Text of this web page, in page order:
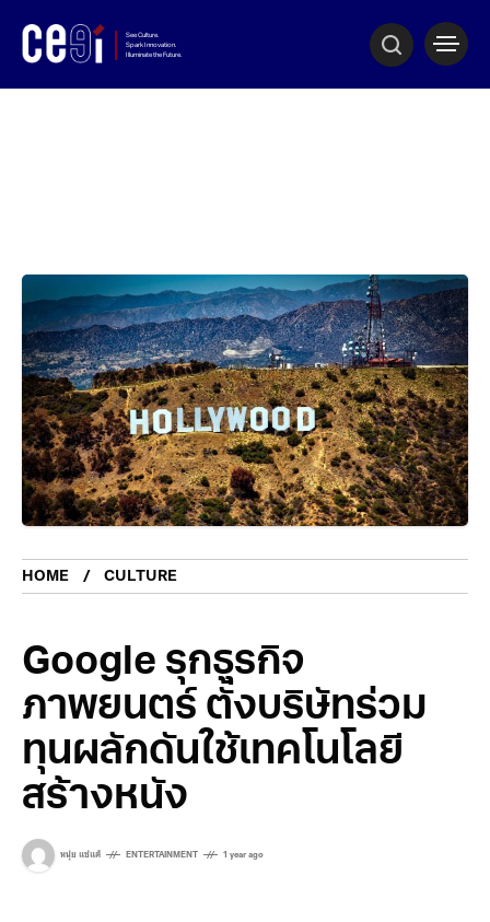
HOME CULTURE
Google รุกธุรกิจ
ภาพยนตร์ ตั้งบริษัทร่วม
ทุนผลักดันใช้เทคโนโลยี
สร้างหนัง
หนุ่ย แซ่แต้ ENTERTAINMENT 1 year ago